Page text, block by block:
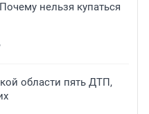
нельзя купаться
области пять ДТП,